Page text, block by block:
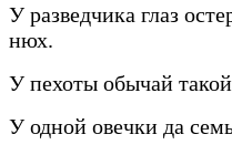
У разведчика глаз
нюх.
У пехоты обычай
У одной овечки да